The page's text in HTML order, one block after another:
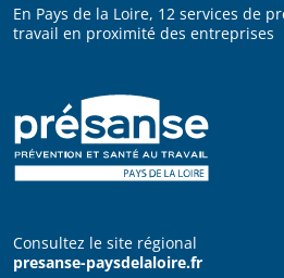
En Pays de la Loire, 12 services de
travail en proximité des entreprises
Consultez le site régional
presanse-paysdelaloire.fr